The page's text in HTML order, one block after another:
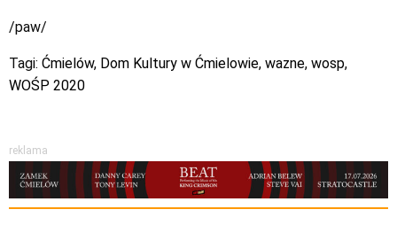
/paw/
Tagi: Ćmielów, Dom Kultury w Ćmielowie, wazne, wosp,
WOŚP 2020
reklama